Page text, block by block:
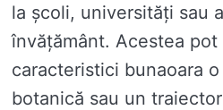
la școli, universități sau
învățământ. Acestea pot
caracteristici bunaoara
botanică sau un